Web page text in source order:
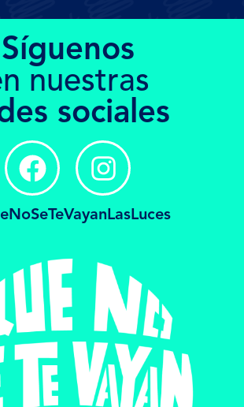
Síguenos
nuestras
sociales